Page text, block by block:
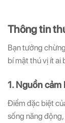
Thông tin
Bạn tưởng
bí mật thú vị ít ai
1. Nguồn
Điểm đặc biệt
sống năng